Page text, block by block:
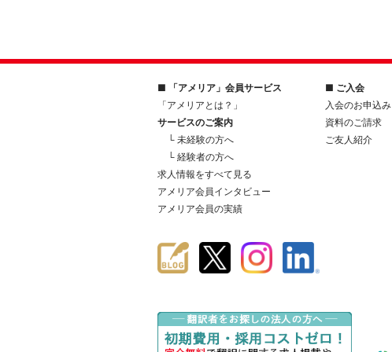
■ 「アメリア」会員サービス
「アメリアとは？」
サービスのご案内
└ 未経験の方へ
└ 経験者の方へ
求人情報をすべて見る
アメリア会員インタビュー
アメリア会員の実績
■ ご入会
入会のお申込み
資料のご請求
ご友人紹介